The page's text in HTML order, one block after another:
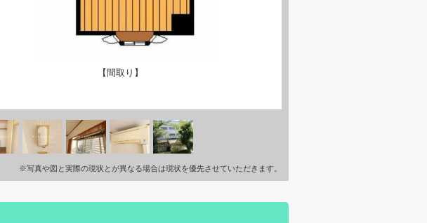
【間取り】
※写真や図と実際の現状とが異なる場合は現状を優先させていただきます。